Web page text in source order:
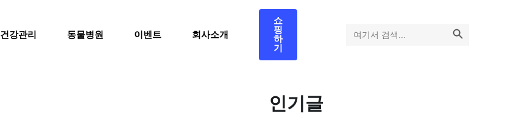
건강관리 동물병원 이벤트 회사소개
쇼
핑
하
기
인기글